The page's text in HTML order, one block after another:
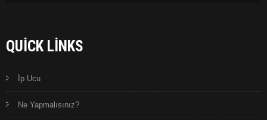
QUICK LINKS
İp Ucu
Ne Yapmalısınız?